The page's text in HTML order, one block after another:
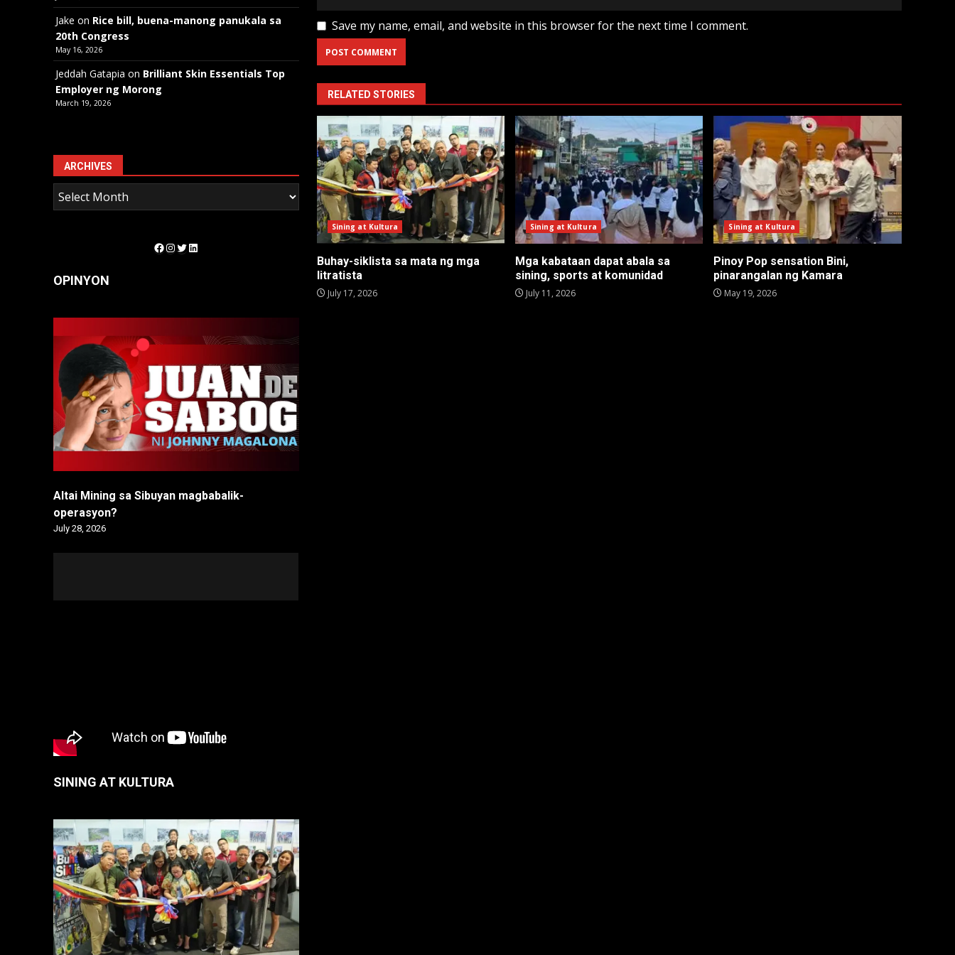
Save my name, email, and website in this browser for the next time I comment.
RELATED STORIES
Sining at Kultura
Buhay-siklista sa mata ng mga
litratista
July 17, 2026
Sining at Kultura
Mga kabataan dapat abala sa
sining, sports at komunidad
July 11, 2026
Sining at Kultura
Pinoy Pop sensation Bini,
pinarangalan ng Kamara
May 19, 2026
Jake on Rice bill, buena-manong panukala sa
20th Congress
May 16, 2026
Jeddah Gatapia on Brilliant Skin Essentials Top
Employer ng Morong
March 19, 2026
ARCHIVES
Facebook
Instagram
Twitter
LinkedIn
OPINYON
Altai Mining sa Sibuyan magbabalik-
operasyon?
July 28, 2026
SINING AT KULTURA